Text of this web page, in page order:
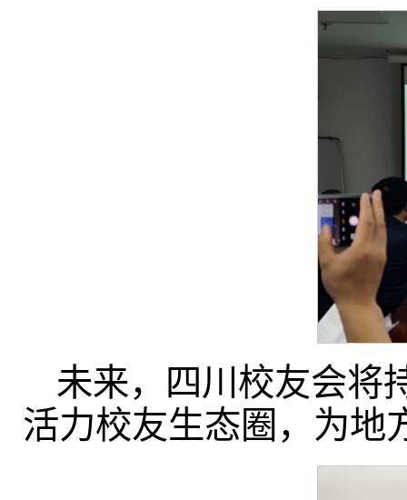
未来，四川校友会将
活力校友生态圈，为地